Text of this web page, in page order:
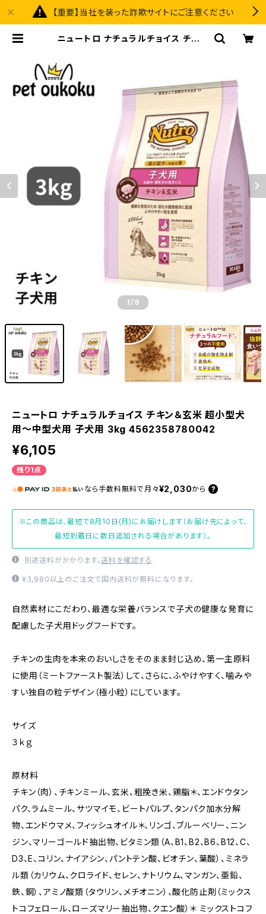
【重要】当社を装った詐欺サイトにご注意ください
ニュートロ ナチュラルチョイス チキン
1 /9
ニュートロ ナチュラルチョイス チキン＆玄米 超小型犬
用〜中型犬用 子犬用 3kg 4562358780042
¥6,105
残り1点
なら 手数料無料で 月々¥2,030から
※この商品は、最短で8月10日(月)にお届けします（お届け先によって、
最短到着日に数日追加される場合があります）。
別途送料がかかります。送料を確認する
¥3,980以上のご注文で国内送料が無料になります。
自然素材にこだわり、最適な栄養バランスで子犬の健康な発育に
配慮した子犬用ドッグフードです。
チキンの生肉を本来のおいしさをそのまま封じ込め、第一主原料
に使用（ミートファースト製法）して、さらに、ふやけやすく、噛みや
すい独自の粒デザイン（極小粒）にしています。
サイズ
３ｋｇ
原材料
チキン（肉）、チキンミール、玄米、粗挽き米、鶏脂＊、エンドウタン
パク、ラムミール、サツマイモ、ビートパルプ、タンパク加水分解
物、エンドウマメ、フィッシュオイル＊、リンゴ、ブルーベリー、ニン
ジン、マリーゴールド抽出物、ビタミン類（A、B1、B2、B6、B12、C、
D3、E、コリン、ナイアシン、パントテン酸、ビオチン、葉酸）、ミネラ
ル類（カリウム、クロライド、セレン、ナトリウム、マンガン、亜鉛、
鉄、銅）、アミノ酸類（タウリン、メチオニン）、酸化防止剤（ミックス
トコフェロール、ローズマリー抽出物、クエン酸）＊ ミックストコフ